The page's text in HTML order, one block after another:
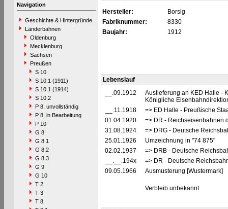
Navigation
Geschichte & Hintergründe
Länderbahnen
Oldenburg
Mecklenburg
Sachsen
Preußen
S 10
S 10.1 (1911)
S 10.1 (1914)
S 10.2
P 8, unvollständig
P 8, in Bearbeitung
P 10
G 8
G 8.1
G 8.2
G 8.3
G 9
G 10
T 2
T 3
T 8
Hersteller:
Borsig
Fabriknummer:
8330
Baujahr:
1912
Lebenslauf
__.09.1912
Auslieferung an KED Halle -
Königliche
__.11.1918
=> ED Halle - Preußische
01.04.1920
=> DR - Reichseisenbahnen
31.08.1924
=> DRG - Deutsche
25.01.1926
Umzeichnung in "74 875"
02.02.1937
=> DRB - Deutsche
__.__.194x
=> DR - Deutsche
09.05.1966
Ausmusterung [Wustermark]
Verbleib unbekannt